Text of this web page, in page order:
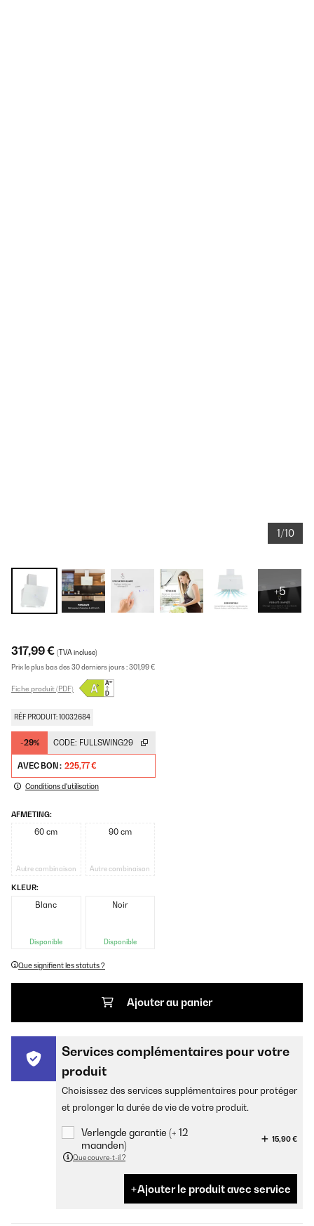
1/10
+5
317,99 € (TVA incluse)
Prix le plus bas des 30 derniers jours :301,99 €
Fiche produit (PDF)
RÉF PRODUIT: 10032684
-29% CODE: FULLSWING29
AVEC BON : 225,77 €
Conditions d'utilisation
AFMETING:
60 cm
Autre combinaison
90 cm
Autre combinaison
KLEUR:
Blanc
Disponible
Noir
Disponible
Que signifient les statuts ?
Ajouter au panier
Services complémentaires pour votre
produit
Choisissez des services supplémentaires pour protéger
et prolonger la durée de vie de votre produit.
Verlengde garantie (+ 12
maanden)
15,90 €
Que couvre-t-il ?
Ajouter le produit avec service